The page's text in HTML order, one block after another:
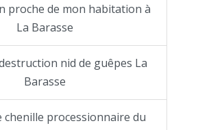
proche de mon habitation à
La Barasse
nid de guêpes La
Barasse
chenille processionnaire du